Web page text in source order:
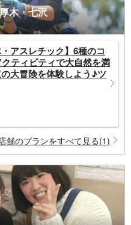
木・七沢
・アスレチック】6種のコ
ティビティで大自然を満
大冒険を体験しよう♪ツ
ンチャー（ジップライン
店舗のプランをすべて見る(1)